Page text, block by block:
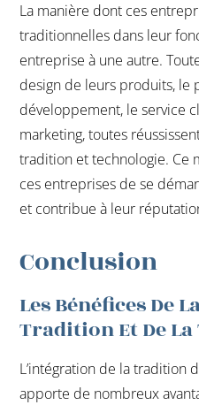
La manière dont ces
traditionnelles dans leur
entreprise à une autre.
design de leurs produits, le
développement, le service
marketing, toutes
tradition et technologie. Ce
ces entreprises de se
et contribue à leur
Conclusion
Les Bénéfices De
Tradition Et De
L’intégration de la tradition
apporte de nombreux